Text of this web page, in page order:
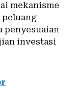
mekanisme
peluang
penyesuaian
investasi